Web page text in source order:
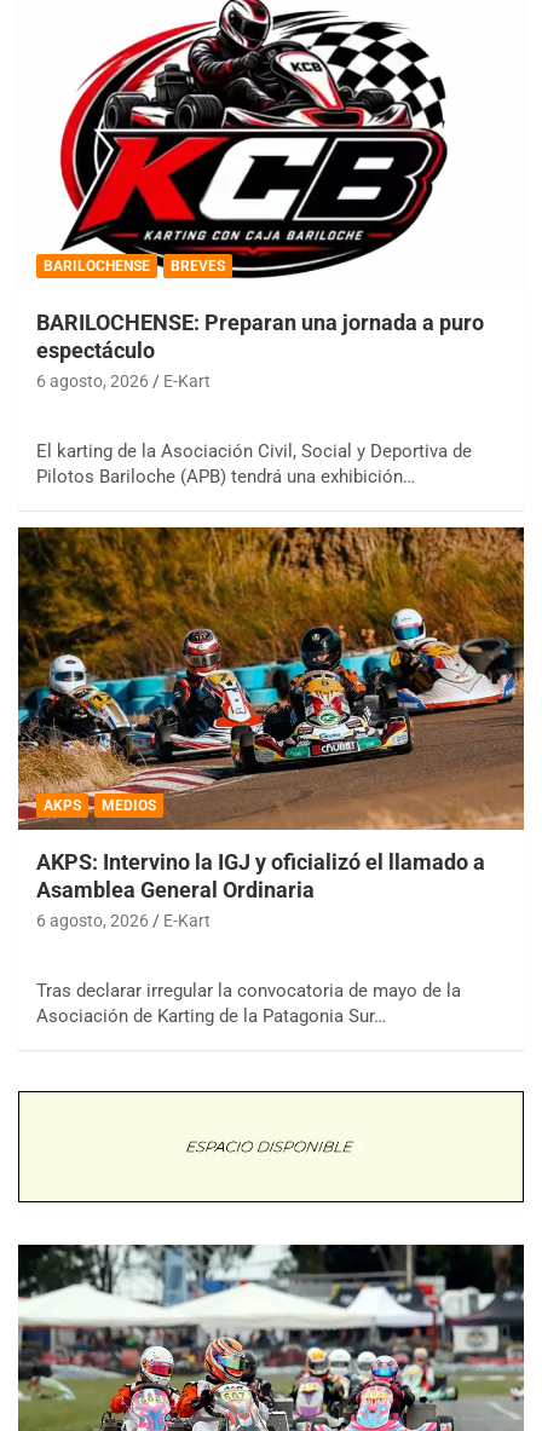
BARILOCHENSE BREVES
BARILOCHENSE: Preparan una jornada a puro
espectáculo
6 agosto, 2026 E-Kart
El karting de la Asociación Civil, Social y Deportiva de
Pilotos Bariloche (APB) tendrá una exhibición…
AKPS MEDIOS
AKPS: Intervino la IGJ y oficializó el llamado a
Asamblea General Ordinaria
6 agosto, 2026 E-Kart
Tras declarar irregular la convocatoria de mayo de la
Asociación de Karting de la Patagonia Sur…